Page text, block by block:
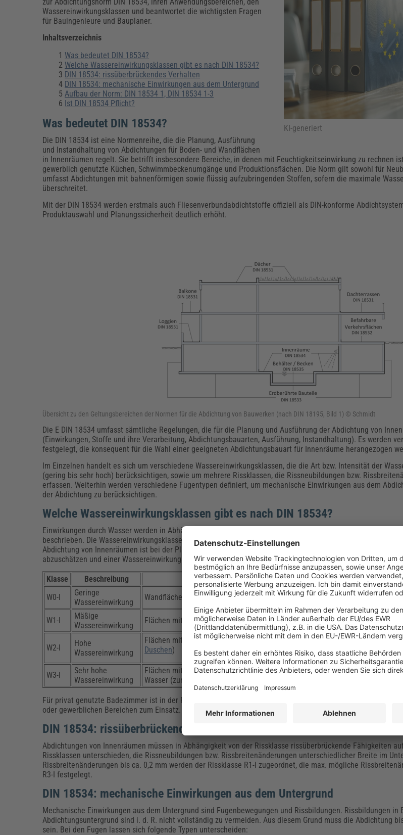
Energie & Umwelt
Führung & Management
Gesundheit & Pflege
Kommunales
Fachpublikationen & Arbeitshilfen
Bauhof
Grünflächen
Recht, Sicherheit & Ordnung
Verkehrsrecht
Bau, Immobilien & Gebäudemanagement Kommunales
Künstliche Intelligenz
Weiterbildungen (AKADEMIE HERKERT)
Künstliche Intelligenz
Personalwesen
Personal, Ausbildung & Recht
Reisekosten und Finanzen
Weiterbildungen (AKADEMIE HERKERT)
Reisekosten & Finanzen
Zoll und Export
Fachpublikationen & Arbeitshilfen
Zollabwicklung & Exportabwicklung Zollverfahren & Zollvorschriften
Weiterbildungen (AKADEMIE HERKERT)
KI-generiert
Wassereinwirkungsklassen und beantwortet die wichtigsten Fragen
für Bauingenieure und Bauplaner.
Inhaltsverzeichnis
Was bedeutet DIN 18534?
Welche Wassereinwirkungsklassen gibt es nach DIN 18534?
DIN 18534: rissüberbrückendes Verhalten
DIN 18534: mechanische Einwirkungen aus dem Untergrund
Aufbau der Norm: DIN 18534 1, DIN 18534 1-3
Ist DIN 18534 Pflicht?
Was bedeutet DIN 18534?
Die DIN 18534 ist eine Normenreihe, die die Planung, Ausführung
und Instandhaltung von Abdichtungen für Boden- und Wandflächen
in Innenräumen regelt. Sie betrifft insbesondere Bereiche, in denen mit Feuchtigkeitseinwirkung zu rechnen
gewerblich genutzte Küchen, Schwimmbeckenumgänge und Produktionsflächen. Die Norm gilt sowohl für
umfasst Abdichtungen mit bahnenförmigen sowie flüssig aufzubringenden Stoffen, sofern die maximale
überschreitet.
Mit der DIN 18534 werden erstmals auch Fliesenverbundabdichtstoffe offiziell als DIN-konforme
Produktauswahl und Planungssicherheit deutlich erhöht.
Übersicht zu den Geltungsbereichen der Normen für die Abdichtung von Bauwerken (nach DIN 18195, Bild 1) © Schmidt
Die E DIN 18534 umfasst sämtliche Regelungen, die für die Planung und Ausführung der Abdichtung von
(Einwirkungen, Stoffe und ihre Verarbeitung, Abdichtungsbauarten, Ausführung, Instandhaltung). Es werden
festgelegt, die konsequent für die Wahl einer geeigneten Abdichtungsbauart für Innenräume herangezogen
Im Einzelnen handelt es sich um verschiedene Wassereinwirkungsklassen, die die Art bzw. Intensität der
(gering bis sehr hoch) berücksichtigen, sowie um mehrere Rissklassen, die Rissneubildungen bzw.
erfassen. Weiterhin werden verschiedene Fugentypen definiert, um mechanische Einwirkungen aus dem
der Abdichtung zu berücksichtigen.
Welche Wassereinwirkungsklassen gibt es nach DIN 18534?
Einwirkungen durch Wasser werden in Abhängigkeit von ihrer Art und Intensität durch verschiedene
beschrieben. Die Wassereinwirkungsklasse W0-I kennzeichnet geringe, die Klasse W3-I sehr hohe
Abdichtung von Innenräumen ist bei der Planung der Abdichtung die zu erwartende Wassereinwirkung für
abzuschätzen und einer Wassereinwirkungsklasse zuzuordnen.
Klasse Beschreibung
Typische Anwendung
W0-I
Geringe
Wassereinwirkung
Wandflächen mit gelegentlichem Spritzwasser (zum Beispiel außerhalb der
W1-I
Mäßige
Wassereinwirkung
Flächen mit häufiger Spritzwasserbelastung, aber ohne stauendes Wasser
W2-I
Hohe
Wassereinwirkung
Flächen mit häufiger Spritz- und Brauchwasserbelastung, zeitweise stauendes
Duschen)
W3-I
Sehr hohe
Wassereinwirkung
Flächen mit sehr häufiger oder langanhaltender Spritz- und
Wasser (zum Beispiel gewerbliche
Für privat genutzte Badezimmer ist in der Regel die Wassereinwirkungsklasse W2-I maßgeblich. Die Klasse
oder gewerblichen Bereichen zum Einsatz.
DIN 18534: rissüberbrückendes Verhalten
Abdichtungen von Innenräumen müssen in Abhängigkeit von der Rissklasse rissüberbrückende Fähigkeiten
Rissklassen unterschieden, die Rissneubildungen bzw. Rissbreitenänderungen unterschiedlicher Breite im
Rissbreitenänderungen bis ca. 0,2 mm werden der Rissklasse R1-I zugeordnet, die max. mögliche
R3-I festgelegt.
DIN 18534: mechanische Einwirkungen aus dem Untergrund
Mechanische Einwirkungen aus dem Untergrund sind Fugenbewegungen und Rissbildungen. Rissbildungen
Abdichtungsuntergrund sind i. d. R. nicht vollständig zu vermeiden. Aus diesem Grund muss die Abdichtung
sein. Bei den Fugen lassen sich folgende Typen unterscheiden: